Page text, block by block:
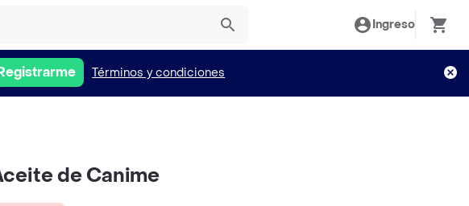
Ingreso
Términos y condiciones
de Canime